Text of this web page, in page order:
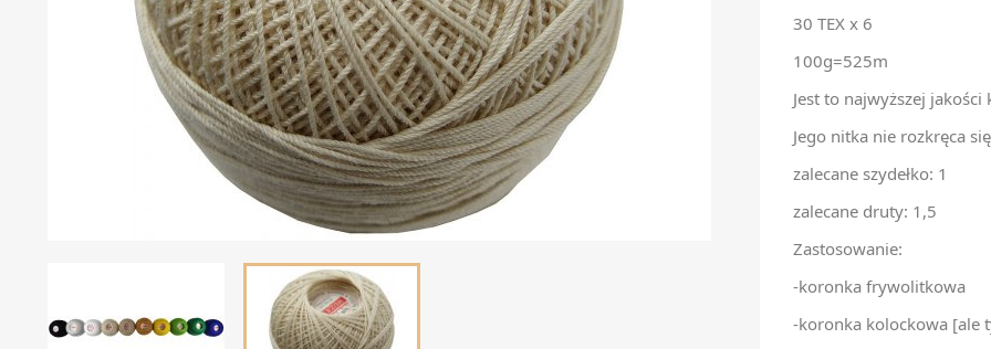
30 TEX x 6
100g=525m
Jest to najwyższej
Jego nitka nie rozkręca
zalecane szydełko: 1
zalecane druty: 1,5
Zastosowanie:
-koronka frywolitkowa
-koronka kolockowa [ale